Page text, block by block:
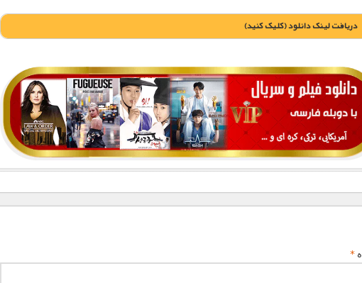
دریافت لينک دانلود (کليک کنيد)
1900 تومان – خريد لينک دانلود (افزودن به سبد خريد)
*